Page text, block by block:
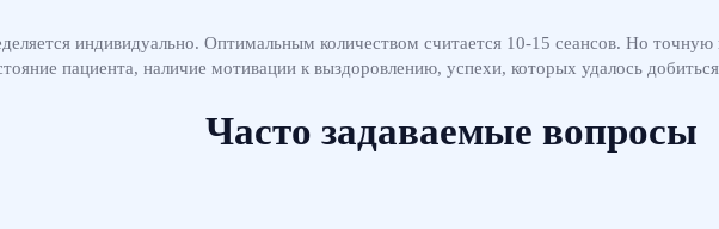
индивидуально. Оптимальным количеством считается 10-15 сеансов. Но
пациента, наличие мотивации к выздоровлению, успехи, которых удалось
Часто задаваемые вопросы